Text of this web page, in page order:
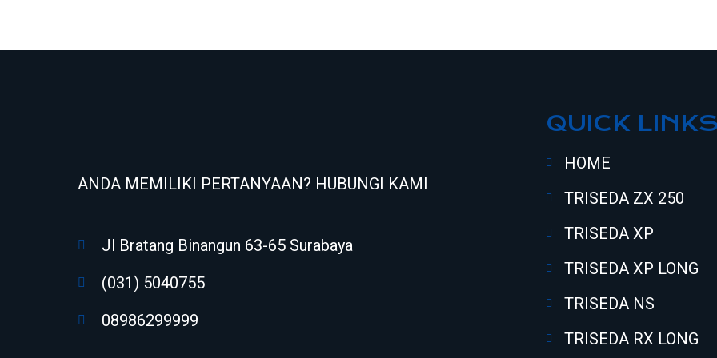
ANDA MEMILIKI PERTANYAAN? HUBUNGI KAMI
Jl Bratang Binangun 63-65 Surabaya
(031) 5040755
08986299999
QUICK
HOME
TRISEDA ZX 250
TRISEDA XP
TRISEDA XP LONG
TRISEDA NS
TRISEDA RX LONG